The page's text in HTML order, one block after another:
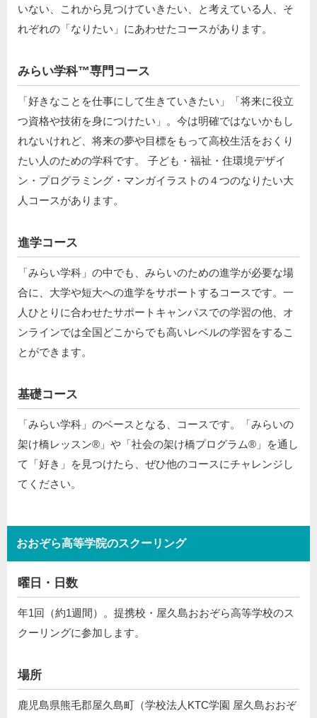
いない、これから見つけていきたい、と考えている人、そ
れぞれの「なりたい」にあわせたコースがあります。
みらい学科™専門コース
「好きなことを仕事にして生きていきたい」「将来に役立
つ資格や技術を身につけたい」。今は明確ではないかもし
れないけれど、将来の夢や目標をもって高校生活をおくり
たい人のための学科です。 子ども・福祉・住環境デザイ
ン・プログラミング・マンガイラストの４つのなりたい大
人コースがあります。
進学コース
「みらい学科」の中でも、みらいのための進学が必要な場
合に、大学や短大への進学をサポートするコースです。一
人ひとりに合わせたサポートキャンパスでの学習の他、オ
ンラインでは全国どこからでも高いレベルの学習をするこ
とができます。
基礎コース
「みらい学科」のベースとなる、コースです。「みらいの
架け橋レッスン®」や「社会の架け橋プログラム®️」を通し
て「好き」を見つけたら、ぜひ他のコースにチャレンジし
てください。
おおぞら高等学院のスクーリング
曜日・日数
年1回（約1週間）。提携校・屋久島おおぞら高等学校のス
クーリングに参加します。
場所
鹿児島県熊毛郡屋久島町（学校法人KTC学園 屋久島おおぞ